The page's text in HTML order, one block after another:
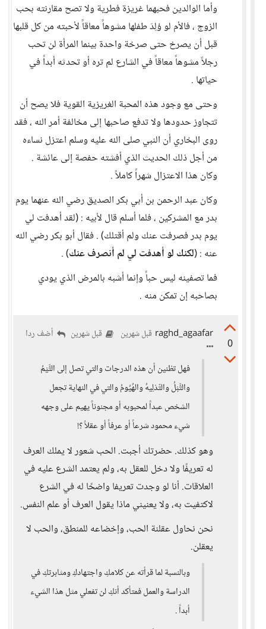
وأما الوالدين فحبهما غريزة فطرية ولا تصح مقارنته بحب
الزوج ، فالأم لو وُلِدَ طفلها مشوهاً معاقاً لأحبته من كل قلبها
قبل أن يصرخ حتى صرخة واحدة بينما المرأة لن تحب
رجلاً مشوهاً معاقاً في الشارع لم تره أو تحدثه أبداً في
حياتها .
وحتى مع وجود هذه المحبة الغريزية القوية فلا يصح أن
تتجاوز حدودها ولا تدفع صاحبها إلى مخالفة أمر الله ، فقد
روى البخاري أن النبي صلى الله عليه وسلم اعتزل نساءه
من أجل ذلك الحديث الذي أفشته حفصة إلى عائشة .
وكان هذا الاعتزال شهراً كاملاً .
وكان عبد الرحمن بن أبي بكر الصديق رضي الله عنهما يوم
بدر مع المشركين ، فلما أسلم قال لأبيه : (لقد أهدفت لي
يوم بدر فصرفت عنك ولم أقتلك) . فقال أبو بكر رضي الله
عنه : (لكنك لو أهدفت لي لم أنصرف عنك) .
فما تصفينه ليس حباً وإنما أشبه بالمرض الذي يودي
بصاحبه إن تمكن منه .
0
raghd_agaafar قبل شهرين قبل شهرين أضف ردا
فهل تظنين أن هذه الدرجات والتي تصل إلى التَّيْمُ
والتَّبْلُ والتّدْلِيهُ والهُيُومُ والتي في النهاية تجعل
الشخص عبداً لمحبوبه أو مجنوناً يهيم على وجهه
شيء محمود شرعاً أو عرفاً أو عقلاً ؟!
وهو كذلك. حضرتك أجبت. الحب شعور لا يملك العرف
له تعريفًا ولا دخل للعقل به، ولم يعتمد الشرع عليه في
العلاقات. أنا لو وجدت تعريفا واضحًا له في الشرع
لاكتفيت به، ولا يعنيني ماذا يقول العرف أو علم النفس.
نحن نحاول عقلنة الحب، وإخضاعه للمنطق، والحب لا
يعقلن.
وبالنسبة لما قرأته عن كلامكِ واجتهادكِ ومثابرتكِ في
الدراسة والعمل فمتأكد أنكِ لن تفعلي مثل هذا الشيء
أبداً .